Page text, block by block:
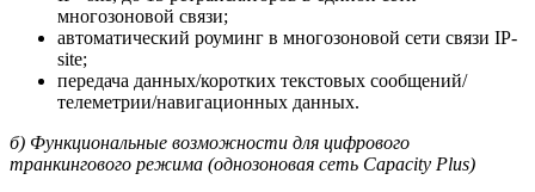
многозоновой связи;
автоматический роуминг в многозоновой сети связи IP-
site;
передача данных/коротких текстовых сообщений/
телеметрии/навигационных данных.
б) Функциональные возможности для цифрового
транкингового режима (однозоновая сеть Capacity Plus)